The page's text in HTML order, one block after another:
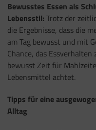
Bewusstes Essen als
Lebensstil: Trotz der
die Ergebnisse, dass die
am Tag bewusst und mit
Chance, das
bewusst Zeit für
Lebensmittel achtet.
Tipps für eine
Alltag